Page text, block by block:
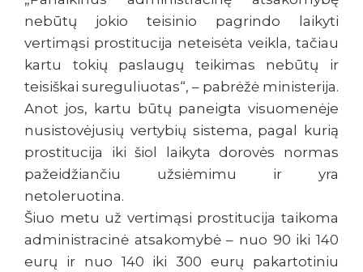
nebūtų jokio teisinio pagrindo laikyti
vertimąsi prostitucija neteisėta veikla, tačiau
kartu tokių paslaugų teikimas nebūtų ir
teisiškai sureguliuotas“, – pabrėžė ministerija.
Anot jos, kartu būtų paneigta visuomenėje
nusistovėjusių vertybių sistema, pagal kurią
prostitucija iki šiol laikyta dorovės normas
pažeidžiančiu užsiėmimu ir yra
netoleruotina.
Šiuo metu už vertimąsi prostitucija taikoma
administracinė atsakomybė – nuo 90 iki 140
eurų ir nuo 140 iki 300 eurų pakartotiniu